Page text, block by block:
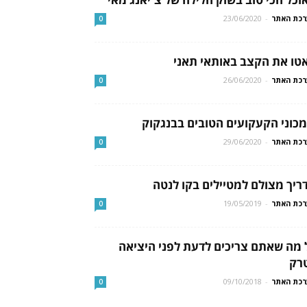
האתר -
23/06/2020
0
את הקצב באותאי תאני
האתר -
26/06/2020
0
האתר -
29/06/2020
0
מצולם למטיילים בקו לנטה
האתר -
19/05/2019
0
מה שאתם צריכים לדעת לפני היציאה
האתר -
09/10/2018
0